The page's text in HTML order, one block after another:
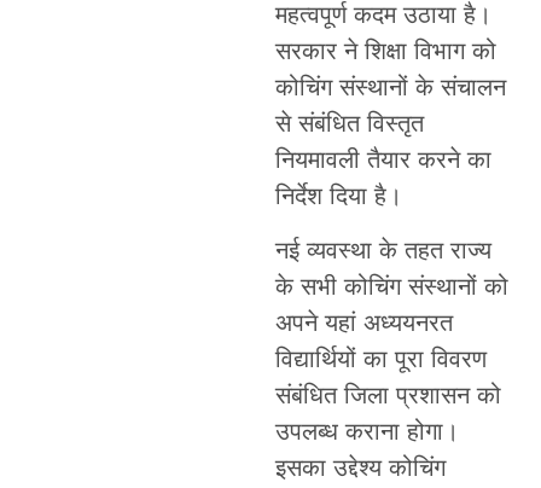
महत्वपूर्ण कदम उठाया है।
सरकार ने शिक्षा विभाग को
कोचिंग संस्थानों के संचालन
से संबंधित विस्तृत
नियमावली तैयार करने का
निर्देश दिया है।
नई व्यवस्था के तहत राज्य
के सभी कोचिंग संस्थानों को
अपने यहां अध्ययनरत
विद्यार्थियों का पूरा विवरण
संबंधित जिला प्रशासन को
उपलब्ध कराना होगा।
इसका उद्देश्य कोचिंग